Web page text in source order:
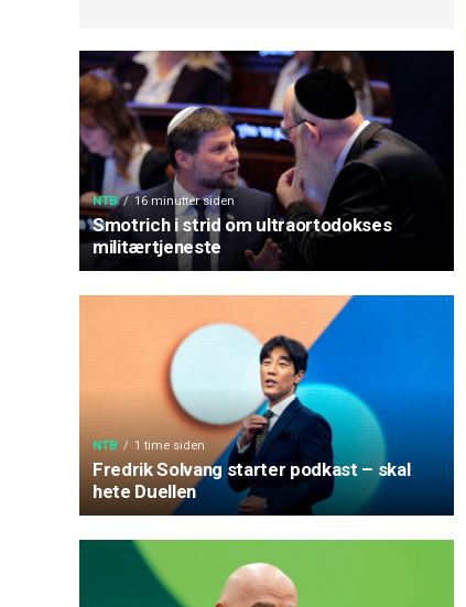
NTB 16 minutter siden
Smotrich i strid om ultraortodokses
militærtjeneste
NTB 1 time siden
Fredrik Solvang starter podkast – skal
hete Duellen